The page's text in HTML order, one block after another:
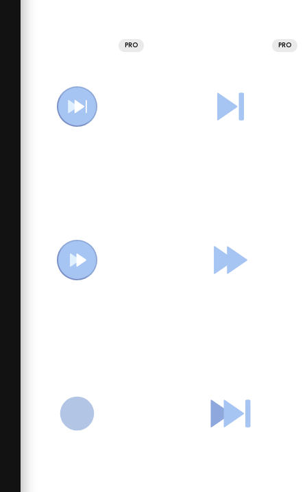
PRO PRO